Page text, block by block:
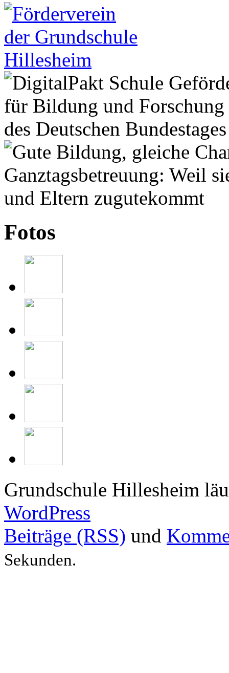
Fotos
Grundschule Hillesheim
WordPress
Beiträge (RSS) und
Sekunden.